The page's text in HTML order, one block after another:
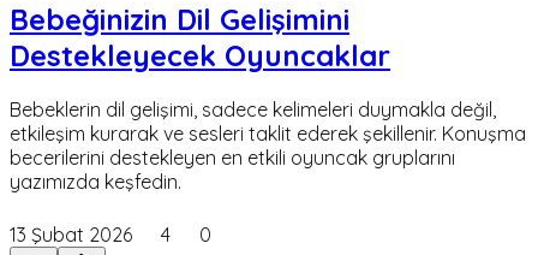
Bebeğinizin Dil Gelişimini
Destekleyecek Oyuncaklar
Bebeklerin dil gelişimi, sadece kelimeleri duymakla değil,
etkileşim kurarak ve sesleri taklit ederek şekillenir. Konuşma
becerilerini destekleyen en etkili oyuncak gruplarını
yazımızda keşfedin.
13 Şubat 2026 4 0